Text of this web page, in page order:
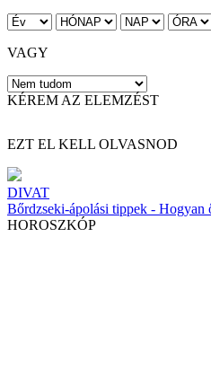
VAGY
KÉREM AZ ELEMZÉST
EZT EL KELL OLVASNOD
DIVAT
Bőrdzseki-ápolási tippek - Hogyan
HOROSZKÓP